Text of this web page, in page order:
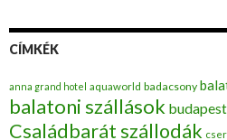
CÍMKÉK
anna grand hotel aquaworld badacsony
balatoni szállások budapest
Családbarát szállodák